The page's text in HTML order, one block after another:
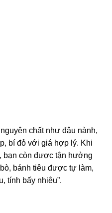
chất như đậu nành,
bí đỏ với giá hợp lý. Khi
bạn còn được tận hưởng
bánh tiêu được tự làm,
tính bấy nhiêu”.